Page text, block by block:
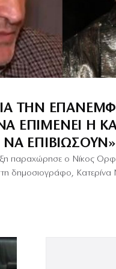
ΤΗΝ
ΕΠΙΜΈΝΕΙ Η
ΕΠΙΒΙΏΣΟΥΝ»
παραχώρησε ο Νίκος
δημοσιογράφο,